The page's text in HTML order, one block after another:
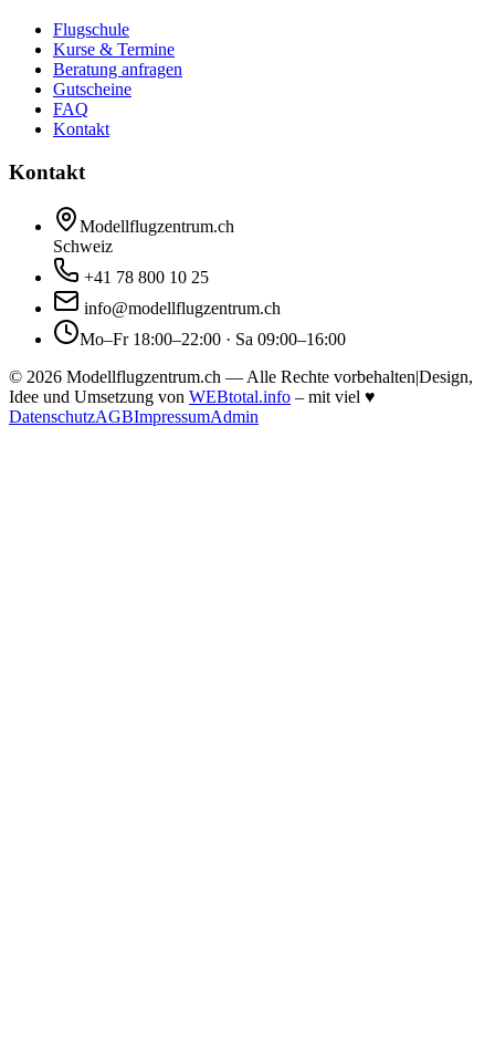
Flugschule
Kurse & Termine
Beratung anfragen
Gutscheine
FAQ
Kontakt
Kontakt
Modellflugzentrum.ch
Schweiz
+41 78 800 10 25
info@modellflugzentrum.ch
Mo–Fr 18:00–22:00 · Sa 09:00–16:00
© 2026 Modellflugzentrum.ch — Alle Rechte vorbehalten|Design,
Idee und Umsetzung von WEBtotal.info – mit viel ♥
DatenschutzAGBImpressumAdmin